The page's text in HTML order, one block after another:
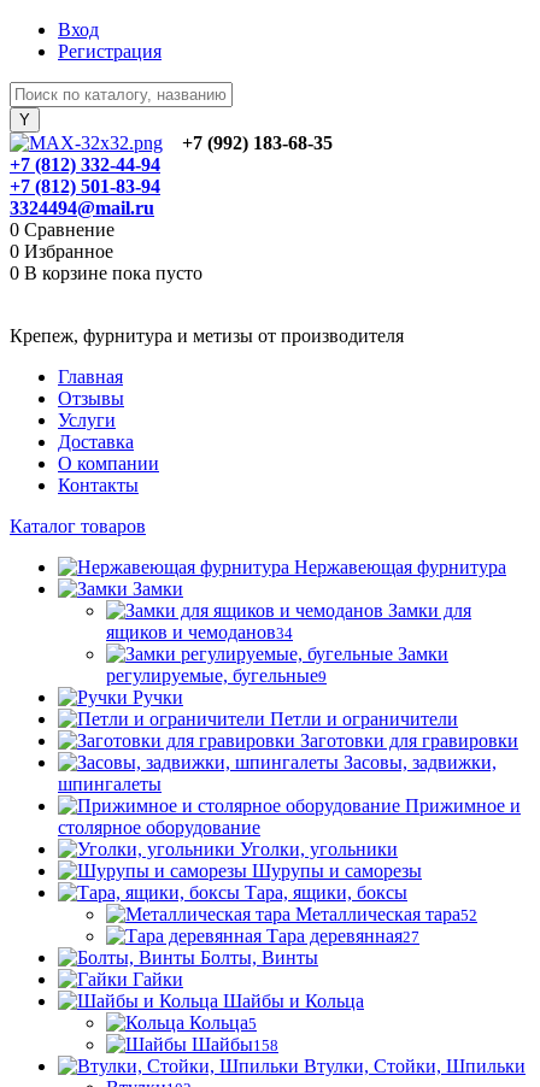
Вход
Регистрация
+7 (992) 183-68-35
+7 (812) 332-44-94
+7 (812) 501-83-94
3324494@mail.ru
0 Сравнение
0 Избранное
0 В корзине пока пусто
Крепеж, фурнитура и метизы от производителя
Главная
Отзывы
Услуги
Доставка
О компании
Контакты
Каталог товаров
Нержавеющая фурнитура
Замки
Замки для
ящиков и чемоданов34
Замки
регулируемые, бугельные9
Ручки
Петли и ограничители
Заготовки для гравировки
Засовы, задвижки,
шпингалеты
Прижимное и
столярное оборудование
Уголки, угольники
Шурупы и саморезы
Тара, ящики, боксы
Металлическая тара52
Тара деревянная27
Болты, Винты
Гайки
Шайбы и Кольца
Кольца5
Шайбы158
Втулки, Стойки, Шпильки